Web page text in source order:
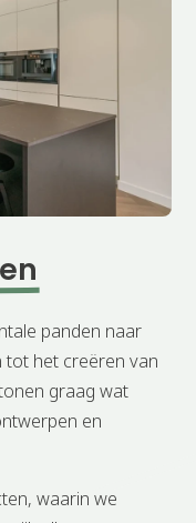
panden naar
tot het creëren van
graag wat
en
waarin we